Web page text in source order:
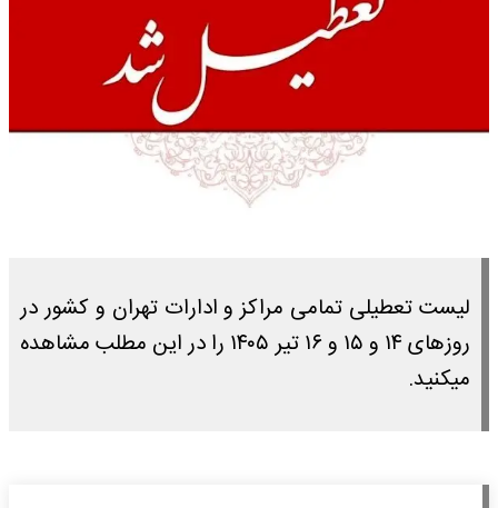
لیست تعطیلی تمامی مراکز و ادارات تهران و کشور در
روزهای ۱۴ و ۱۵ و ۱۶ تیر ۱۴۰۵ را در این مطلب مشاهده
میکنید.